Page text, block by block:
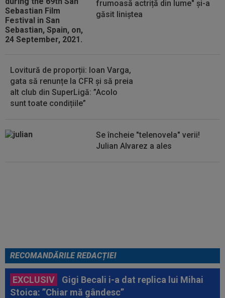
Stoica: ”Chiar mă gândesc”
12:33
David Popovici le-a transmis rușilor un mesaj
clar
frumoasă actriță din lume" și-a
găsit liniștea
Lovitură de proporții: Ioan Varga,
gata să renunțe la CFR și să preia
alt club din SuperLigă: ”Acolo
sunt toate condițiile”
Se încheie "telenovela" verii!
Julian Alvarez a ales
RECOMANDĂRILE REDACȚIEI
EXCLUSIV
Gigi Becali i-a dat replica lui Mihai
Stoica: ”Chiar mă gândesc”